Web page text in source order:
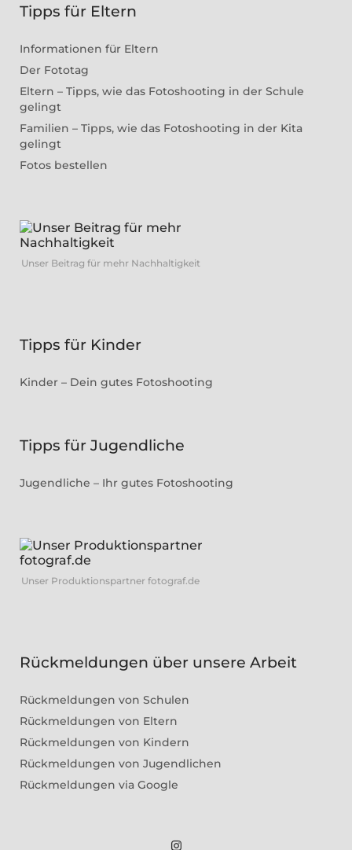
Tipps für Eltern
Informationen für Eltern
Der Fototag
Eltern – Tipps, wie das Fotoshooting in der Schule
gelingt
Familien – Tipps, wie das Fotoshooting in der Kita
gelingt
Fotos bestellen
Unser Beitrag für mehr Nachhaltigkeit
Tipps für Kinder
Kinder – Dein gutes Fotoshooting
Tipps für Jugendliche
Jugendliche – Ihr gutes Fotoshooting
Unser Produktionspartner fotograf.de
Rückmeldungen über unsere Arbeit
Rückmeldungen von Schulen
Rückmeldungen von Eltern
Rückmeldungen von Kindern
Rückmeldungen von Jugendlichen
Rückmeldungen via Google